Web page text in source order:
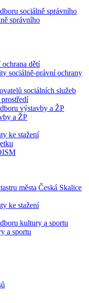
sociálně správního
správního
ochrana dětí
sociálně-právní ochrany
sociálních služeb
výstavby a ŽP
a ŽP
ke stažení
města Česká Skalice
ke stažení
kultury a sportu
a sportu